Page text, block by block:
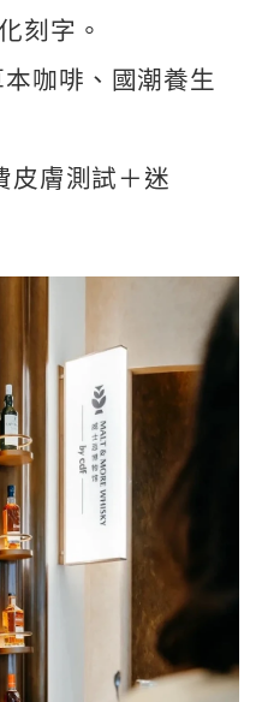
刻字。
咖啡、國潮養生
皮膚測試＋迷